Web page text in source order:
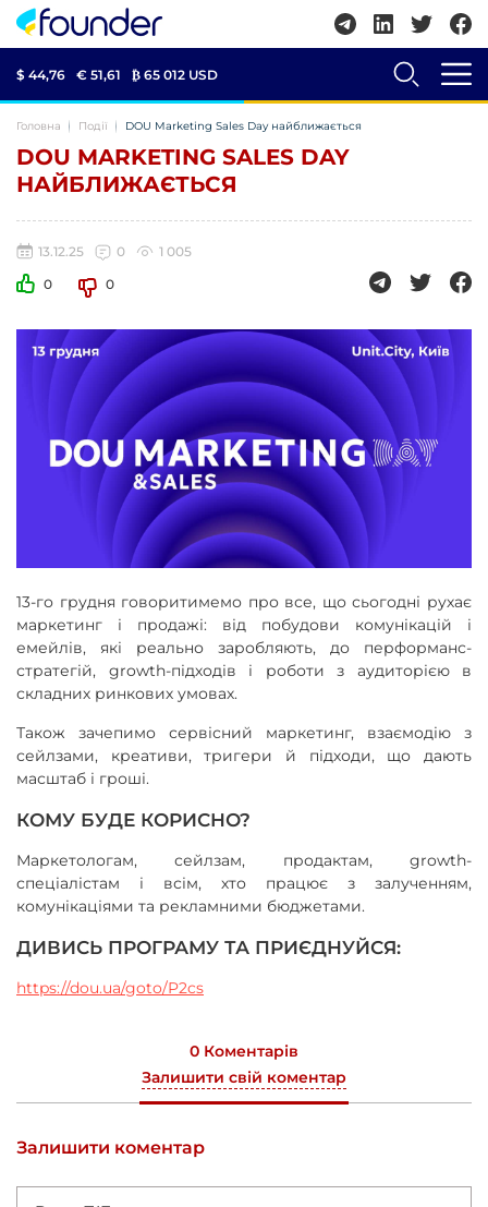
$ 44,76 € 51,61 ₿ 65 012 USD
Головна Події DOU Marketing Sales Day найближається
DOU MARKETING SALES DAY
НАЙБЛИЖАЄТЬСЯ
13.12.25 0
1 005
0
0
13-го грудня говоритимемо про все, що сьогодні рухає
маркетинг і продажі: від побудови комунікацій і
емейлів, які реально заробляють, до перформанс-
стратегій, growth-підходів і роботи з аудиторією в
складних ринкових умовах.
Також зачепимо сервісний маркетинг, взаємодію з
сейлзами, креативи, тригери й підходи, що дають
масштаб і гроші.
КОМУ БУДЕ КОРИСНО?
Маркетологам, сейлзам, продактам, growth-
спеціалістам і всім, хто працює з залученням,
комунікаціями та рекламними бюджетами.
ДИВИСЬ ПРОГРАМУ ТА ПРИЄДНУЙСЯ:
https://dou.ua/goto/P2cs
0 Коментарів
Залишити свій коментар
Залишити коментар